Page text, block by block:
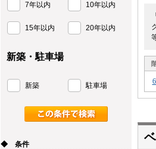
7年以内 10年以内
15年以内 20年以内
新築・駐車場
新築 駐車場
◆ 条件